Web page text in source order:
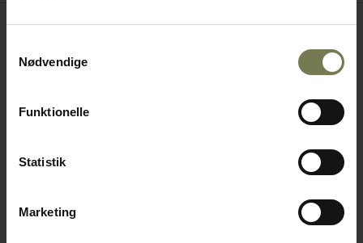
Nødvendige
Funktionelle
Statistik
Marketing